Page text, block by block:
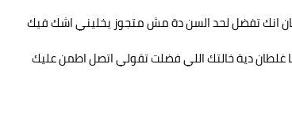
انك تفضل لحد السن دة مش متجوز يخليني اشك فيك
غلطان دية خالتك اللي فضلت تقولي اتصل اطمن عليك